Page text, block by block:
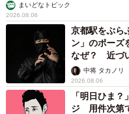
まいどなトピック
2026.08.06
京都駅をぶら
ン」のポー
なぜ？ 近づ
未熟」中将 タカノリ
2026.08.06
「明日ひま
ジ 用件次第